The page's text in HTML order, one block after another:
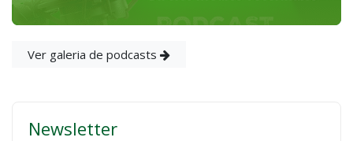
Ver galeria de podcasts
Newsletter